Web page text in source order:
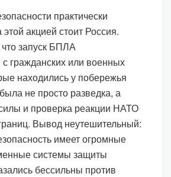
практически
акцией стоит Россия.
запуск БПЛА
гражданских или военных
находились у побережья
не просто разведка, а
и проверка реакции НАТО
Вывод неутешительный:
имеет огромные
системы защиты
бессильны против